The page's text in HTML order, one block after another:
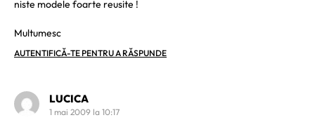
niste modele foarte reusite !
Multumesc
AUTENTIFICĂ-TE PENTRU A RĂSPUNDE
LUCICA
1 mai 2009 la 10:17